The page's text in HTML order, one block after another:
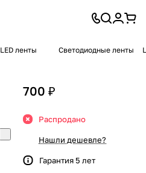
LED ленты Светодиодные ленты
700 ₽
Распродано
Нашли дешевле?
Гарантия 5 лет